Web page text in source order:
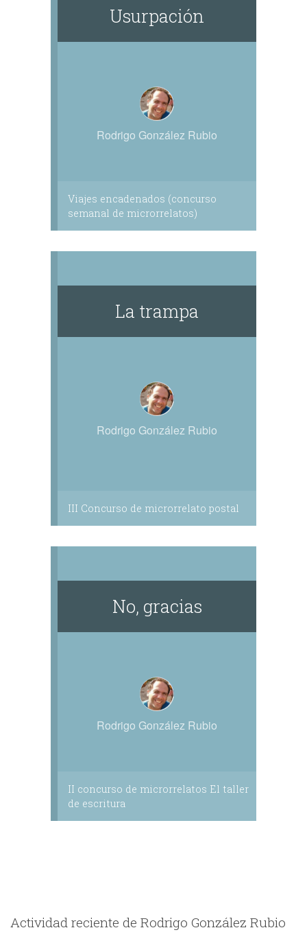
Usurpación
Rodrigo González Rubio
Viajes encadenados (concurso
semanal de microrrelatos)
La trampa
Rodrigo González Rubio
III Concurso de microrrelato postal
No, gracias
Rodrigo González Rubio
II concurso de microrrelatos El taller
de escritura
Actividad reciente de Rodrigo González Rubio